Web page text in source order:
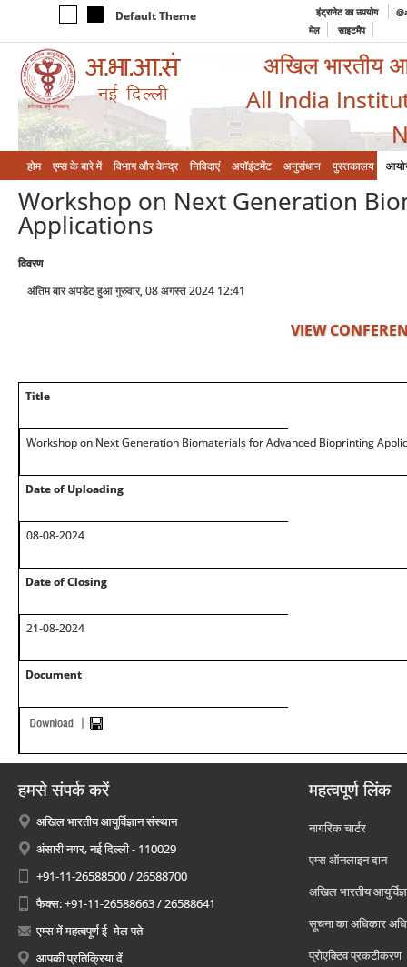
Default Theme इंट्रानेट का उपयोग
मेल
साइटमैप
अखिल भारतीय
All India
होम एम्‍स के बारे में विभाग और केन्‍द्र निविदाएं अपॉइंटमेंट अनुसंधान पुस्तकालय
Workshop on Next Generation
Applications
विवरण
अंतिम बार अपडेट हुआ गुरुवार, 08 अगस्त 2024 12:41
VIEW
Title
Workshop on Next Generation Biomaterials for Advanced Bioprinting
Date of Uploading
08-08-2024
Date of Closing
21-08-2024
Document
हमसे संपर्क करें
अखिल भारतीय आयुर्विज्ञान संस्थान
अंसारी नगर, नई दिल्ली - 110029
+91-11-26588500 / 26588700
फैक्स: +91-11-26588663 / 26588641
एम्स में महत्वपूर्ण ई -मेल पते
आपकी प्रतिक्रिया दें
महत्वपूर्ण लिंक
नागरिक चार्टर
एम्स ऑनलाइन दान
अखिल भारतीय
सूचना का अधिकार
प्रोएक्टिव प्रकटीकरण